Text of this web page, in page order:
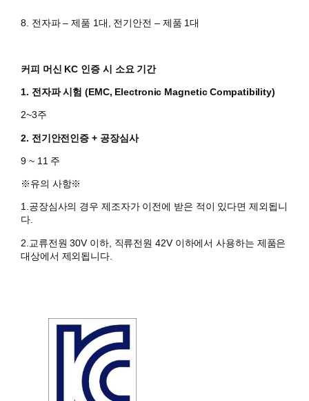
8. 전자파 – 제품 1대, 전기안전 – 제품 1대
커피 머신 KC 인증 시 소요 기간
1. 전자파 시험 (EMC, Electronic Magnetic Compatibility)
2~3주
2. 전기안전인증 + 공장심사
9 ~ 11 주
​※유의 사항※
1.공장심사의 경우 제조자가 이전에 받은 적이 있다면 제외됩니
다.
​2. 교류전원 30V 이하, 직류전원 42V 이하에서 사용하는 제품은
대상에서 제외됩니다.